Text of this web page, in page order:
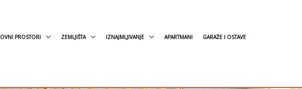
PROSTORI ZEMLJIŠTA IZNAJMLJIVANJE APARTMANI GARAŽE I OSTAVE